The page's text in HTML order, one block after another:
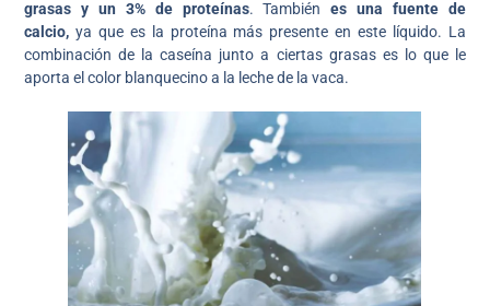
grasas y un 3% de proteínas. Tambiénes una fuente de
calcio, ya que es la proteína más presente en este líquido. La
combinación de la caseína junto a ciertas grasas es lo que le
aporta el color blanquecino a la leche de la vaca.